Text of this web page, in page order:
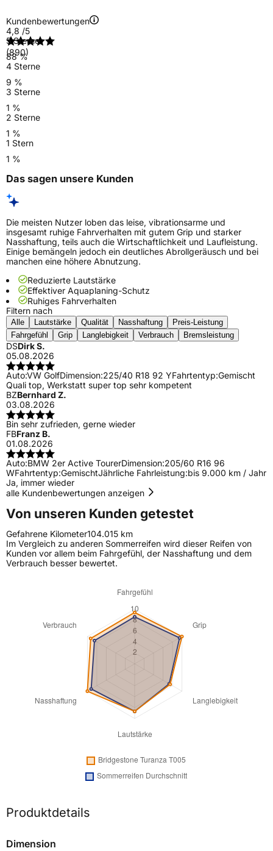
Kundenbewertungen
4,8 /5
(890)
5 Sterne
88 %
4 Sterne
9 %
3 Sterne
1 %
2 Sterne
1 %
1 Stern
1 %
Das sagen unsere Kunden
Die meisten Nutzer loben das leise, vibrationsarme und
insgesamt ruhige Fahrverhalten mit gutem Grip und starker
Nasshaftung, teils auch die Wirtschaftlichkeit und Laufleistung.
Einige bemängeln jedoch ein deutliches Abrollgeräusch und bei
manchen eine höhere Abnutzung.
Reduzierte Lautstärke
Effektiver Aquaplaning-Schutz
Ruhiges Fahrverhalten
Filtern nach
Alle Lautstärke Qualität Nasshaftung
Preis-Leistung
Fahrgefühl
Grip Langlebigkeit Verbrauch Bremsleistung
DSDirk S.
05.08.2026
Auto:VW GolfDimension:225/40 R18 92 YFahrtentyp:Gemischt
Quali top, Werkstatt super top sehr kompetent
BZBernhard Z.
03.08.2026
Bin sehr zufrieden, gerne wieder
FBFranz B.
01.08.2026
Auto:BMW 2er Active TourerDimension:205/60 R16 96
WFahrtentyp:GemischtJährliche Fahrleistung:bis 9.000 km / Jahr
Ja, immer wieder
alle Kundenbewertungen anzeigen
Von unseren Kunden getestet
Gefahrene Kilometer104.015 km
Im Vergleich zu anderen Sommerreifen wird dieser Reifen von
Kunden vor allem beim Fahrgefühl, der Nasshaftung und dem
Verbrauch besser bewertet.
Produktdetails
Dimension